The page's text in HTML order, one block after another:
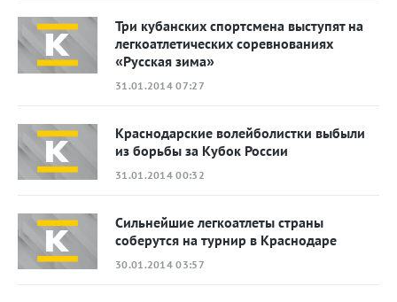
Три кубанских спортсмена выступят на
легкоатлетических соревнованиях
«Русская зима»
31.01.2014 07:27
Краснодарские волейболистки выбыли
из борьбы за Кубок России
31.01.2014 00:32
Сильнейшие легкоатлеты страны
соберутся на турнир в Краснодаре
30.01.2014 03:57